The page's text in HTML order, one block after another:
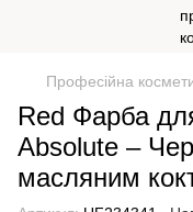
Професійна
Red Фарба
Absolute –
масляним